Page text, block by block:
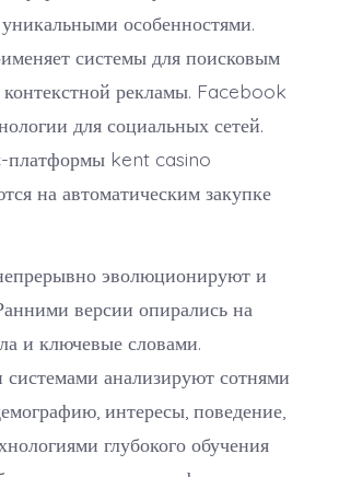
особенностями.
системы для поисковым
рекламы. Facebook
для социальных сетей.
kent casino
на автоматическим закупке
эволюционируют и
версии опирались на
и ключевые словами.
анализируют сотнями
интересы, поведение,
глубокого обучения